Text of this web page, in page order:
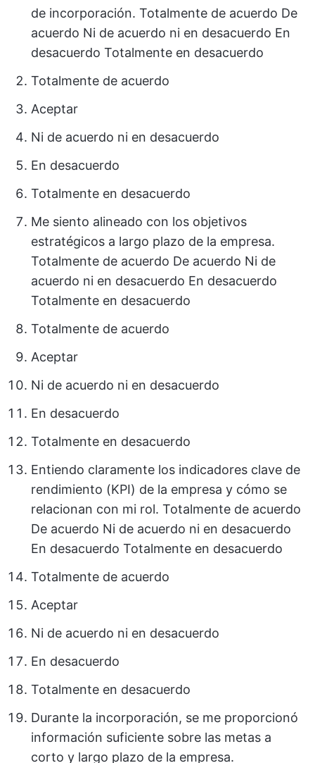
de incorporación. Totalmente de acuerdo De
acuerdo Ni de acuerdo ni en desacuerdo En
desacuerdo Totalmente en desacuerdo
Totalmente de acuerdo
Aceptar
Ni de acuerdo ni en desacuerdo
En desacuerdo
Totalmente en desacuerdo
Me siento alineado con los objetivos
estratégicos a largo plazo de la empresa.
Totalmente de acuerdo De acuerdo Ni de
acuerdo ni en desacuerdo En desacuerdo
Totalmente en desacuerdo
Totalmente de acuerdo
Aceptar
Ni de acuerdo ni en desacuerdo
En desacuerdo
Totalmente en desacuerdo
Entiendo claramente los indicadores clave de
rendimiento (KPI) de la empresa y cómo se
relacionan con mi rol. Totalmente de acuerdo
De acuerdo Ni de acuerdo ni en desacuerdo
En desacuerdo Totalmente en desacuerdo
Totalmente de acuerdo
Aceptar
Ni de acuerdo ni en desacuerdo
En desacuerdo
Totalmente en desacuerdo
Durante la incorporación, se me proporcionó
información suficiente sobre las metas a
corto y largo plazo de la empresa.